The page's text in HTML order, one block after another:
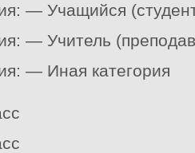
— Учащийся
— Учитель
— Иная категория